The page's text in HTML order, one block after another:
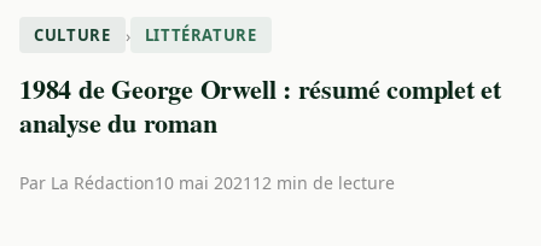
CULTURE › LITTÉRATURE
1984 de George Orwell : résumé complet et
analyse du roman
Par La Rédaction10 mai 2021 12 min de lecture